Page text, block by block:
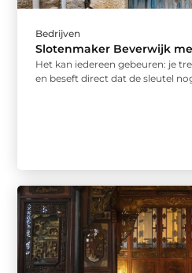
Bedrijven
Slotenmaker Beverwijk
Het kan iedereen gebeuren: je
en beseft direct dat de sleutel